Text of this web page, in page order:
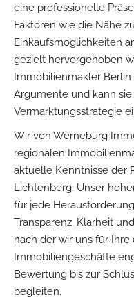
eine professionelle
Faktoren wie die Nähe
Einkaufsmöglichkeiten
gezielt hervorgehoben
Immobilienmakler
Argumente und kann
Vermarktungsstrategie
Wir von Werneburg
regionalen
aktuelle Kenntnisse der
Lichtenberg. Unser
für jede
Transparenz, Klarheit
nach der wir uns für
Immobiliengeschäfte
Bewertung bis zur
begleiten.